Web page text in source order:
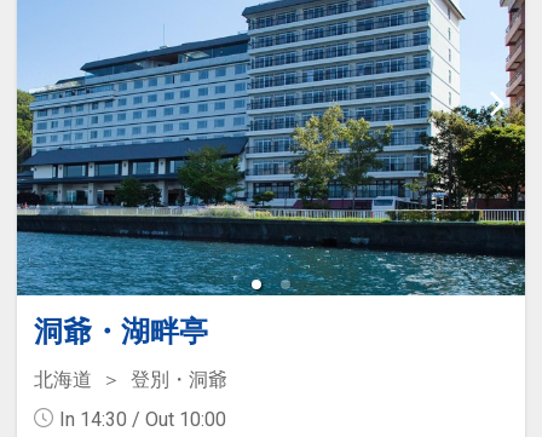
洞爺・湖畔亭
北海道
登別・洞爺
In 14:30 / Out 10:00